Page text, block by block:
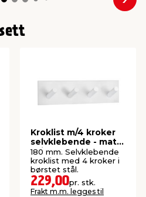
Kroklist m/4 kroker
selvklebende - matt
hvit
180 mm. Selvklebende
kroklist med 4 kroker i
børstet stål.
229,00pr. stk.
Frakt m.m. legges til